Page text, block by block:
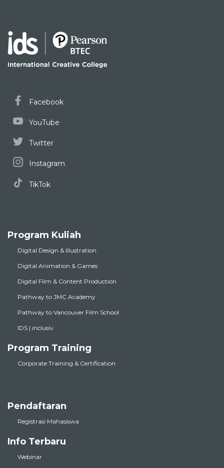
Facebook
YouTube
Twitter
Instagram
TikTok
Program Kuliah
Digital Design & Illustration
Digital Animation & Games
Digital Film & Content Production
Pathway to JMC Academy
Pathway to Vancouver Film School
IDS | inclusiv
Program Training
Corporate Training & Certification
Pendaftaran
Registrasi Mahasiswa
Info Terbaru
Webinar